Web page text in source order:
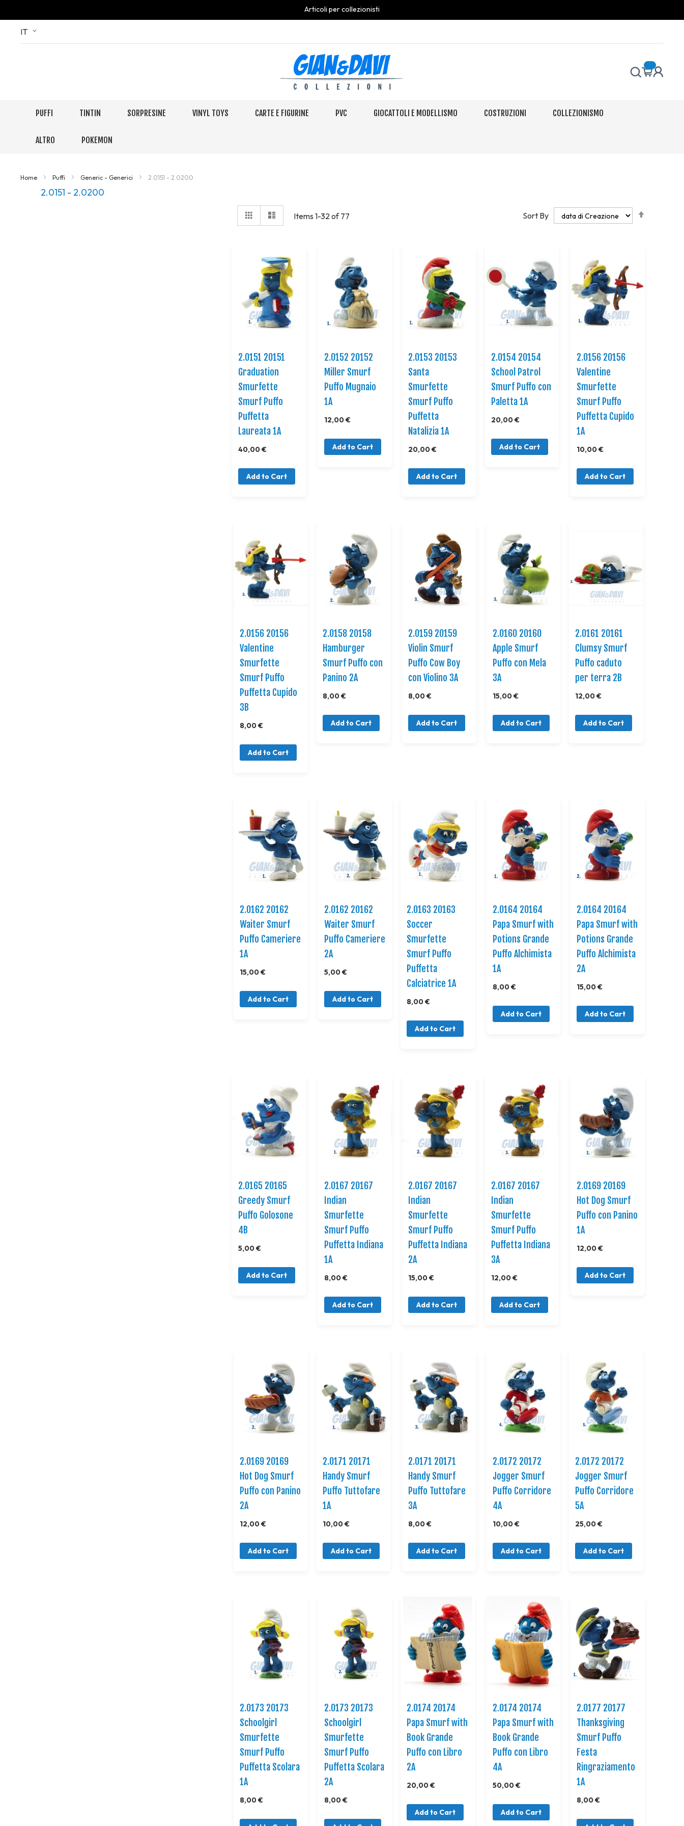
Articoli per collezionisti
Skip
Language
IT
PUFFI TINTIN SORPRESINE VINYL TOYS CARTE E FIGURINE PVC GIOCATTOLI E MODELLISMO COSTRUZIONI COLLEZIONISMO
ALTRO POKEMON
Home Puffi Generic - Generici 2.0151 - 2.0200
2.0151 - 2.0200
View
as
Grid ElencoItems1-32of77 Sort By
2.0151 20151
Graduation
Smurfette
Smurf Puffo
Puffetta
Laureata 1A
40,00 €
Add to Cart
2.0152 20152
Miller Smurf
Puffo Mugnaio
1A
12,00 €
Add to Cart
2.0153 20153
Santa
Smurfette
Smurf Puffo
Puffetta
Natalizia 1A
20,00 €
Add to Cart
2.0154 20154
School Patrol
Smurf Puffo con
Paletta 1A
20,00 €
Add to Cart
2.0156 20156
Valentine
Smurfette
Smurf Puffo
Puffetta Cupido
1A
10,00 €
Add to Cart
2.0156 20156
Valentine
Smurfette
Smurf Puffo
Puffetta Cupido
3B
8,00 €
Add to Cart
2.0158 20158
Hamburger
Smurf Puffo con
Panino 2A
8,00 €
Add to Cart
2.0159 20159
Violin Smurf
Puffo Cow Boy
con Violino 3A
8,00 €
Add to Cart
2.0160 20160
Apple Smurf
Puffo con Mela
3A
15,00 €
Add to Cart
2.0161 20161
Clumsy Smurf
Puffo caduto
per terra 2B
12,00 €
Add to Cart
2.0162 20162
Waiter Smurf
Puffo Cameriere
1A
15,00 €
Add to Cart
2.0162 20162
Waiter Smurf
Puffo Cameriere
2A
5,00 €
Add to Cart
2.0163 20163
Soccer
Smurfette
Smurf Puffo
Puffetta
Calciatrice 1A
8,00 €
Add to Cart
2.0164 20164
Papa Smurf with
Potions Grande
Puffo Alchimista
1A
8,00 €
Add to Cart
2.0164 20164
Papa Smurf with
Potions Grande
Puffo Alchimista
2A
15,00 €
Add to Cart
2.0165 20165
Greedy Smurf
Puffo Golosone
4B
5,00 €
Add to Cart
2.0167 20167
Indian
Smurfette
Smurf Puffo
Puffetta Indiana
1A
8,00 €
Add to Cart
2.0167 20167
Indian
Smurfette
Smurf Puffo
Puffetta Indiana
2A
15,00 €
Add to Cart
2.0167 20167
Indian
Smurfette
Smurf Puffo
Puffetta Indiana
3A
12,00 €
Add to Cart
2.0169 20169
Hot Dog Smurf
Puffo con Panino
1A
12,00 €
Add to Cart
2.0169 20169
Hot Dog Smurf
Puffo con Panino
2A
12,00 €
Add to Cart
2.0171 20171
Handy Smurf
Puffo Tuttofare
1A
10,00 €
Add to Cart
2.0171 20171
Handy Smurf
Puffo Tuttofare
3A
8,00 €
Add to Cart
2.0172 20172
Jogger Smurf
Puffo Corridore
4A
10,00 €
Add to Cart
2.0172 20172
Jogger Smurf
Puffo Corridore
5A
25,00 €
Add to Cart
2.0173 20173
Schoolgirl
Smurfette
Smurf Puffo
Puffetta Scolara
1A
8,00 €
2.0173 20173
Schoolgirl
Smurfette
Smurf Puffo
Puffetta Scolara
2A
8,00 €
2.0174 20174
Papa Smurf with
Book Grande
Puffo con Libro
2A
20,00 €
Add to Cart
2.0174 20174
Papa Smurf with
Book Grande
Puffo con Libro
4A
50,00 €
Add to Cart
2.0177 20177
Thanksgiving
Smurf Puffo
Festa
Ringraziamento
1A
8,00 €